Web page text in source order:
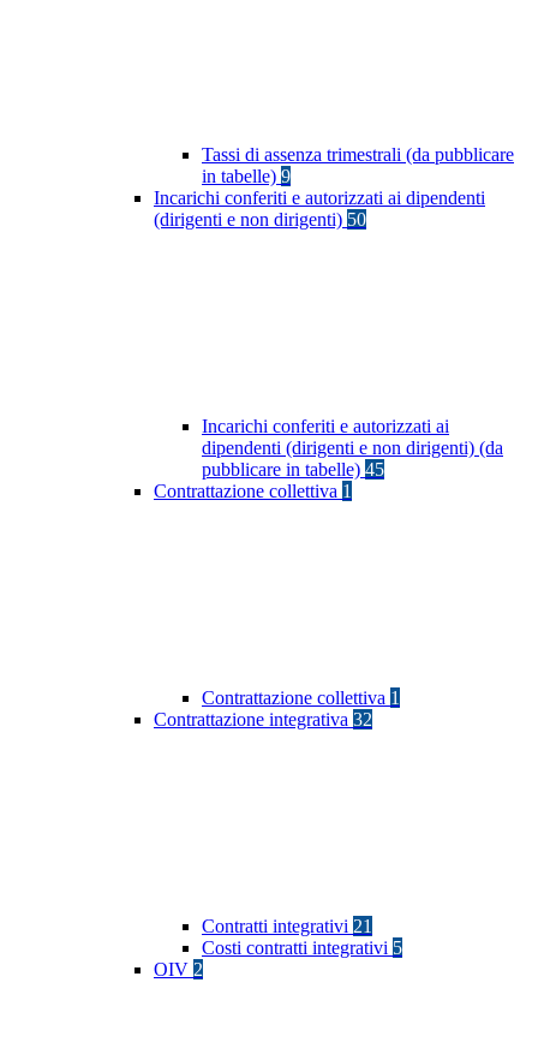
Tassi di assenza trimestrali (da pubblicare
in tabelle) 9
Incarichi conferiti e autorizzati ai dipendenti
(dirigenti e non dirigenti) 50
Incarichi conferiti e autorizzati ai
dipendenti (dirigenti e non dirigenti) (da
pubblicare in tabelle) 45
Contrattazione collettiva 1
Contrattazione collettiva 1
Contrattazione integrativa 32
Contratti integrativi 21
Costi contratti integrativi 5
OIV 2